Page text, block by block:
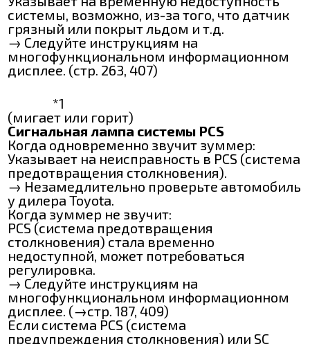
системы, возможно, из-за того, что датчик
грязный или покрыт льдом и т.д.
→ Следуйте инструкциям на
многофункциональном информационном
дисплее. (стр. 263, 407)
*1
(мигает или горит)
Сигнальная лампа системы PCS
Когда одновременно звучит зуммер:
Указывает на неисправность в РСЅ (система
предотвращения столкновения).
→ Незамедлительно проверьте автомобиль
у дилера Toyota.
Когда зуммер не звучит:
РСЅ (система предотвращения
столкновения) стала временно
недоступной, может потребоваться
регулировка.
→ Следуйте инструкциям на
многофункциональном информационном
дисплее. (→стр. 187, 409)
Если система РСЅ (система
предупреждения столкновения) или ѴЅС